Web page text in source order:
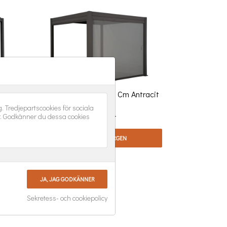
Cm Sombra Sidovägg 300 Cm Antracit
Brafab
Pris
8 390,00 kr
LÄGG I VARUKORGEN
för sociala
du dessa cookies
Sekretess- och cookiepolicy